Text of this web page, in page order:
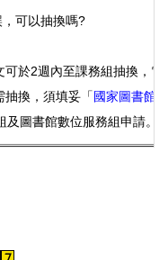
可以抽換嗎?
於2週內至課務組抽換，
抽換，須填妥「國家圖書館
圖書館數位服務組申請。